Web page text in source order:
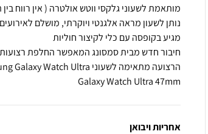
Galaxy Watch Ultra 47mm
אחריות ויבואן